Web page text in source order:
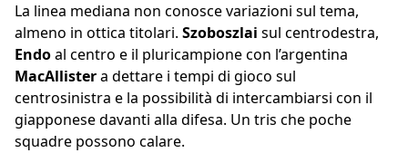
La linea mediana non conosce variazioni sul tema,
almeno in ottica titolari. Szoboszlai sul centrodestra,
Endoal centro e il pluricampione con l’argentina
MacAllistera dettare i tempi di gioco sul
centrosinistra e la possibilità di intercambiarsi con il
giapponese davanti alla difesa. Un tris che poche
squadre possono calare.